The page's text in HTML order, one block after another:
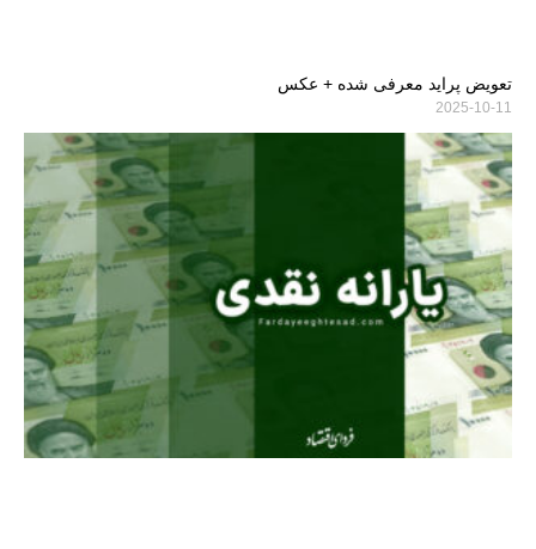
تعویض پراید معرفی شده + عکس
2025-10-11